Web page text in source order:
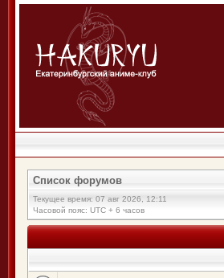
Список форумов
Текущее время: 07 авг 2026, 12:11
Часовой пояс: UTC + 6 часов